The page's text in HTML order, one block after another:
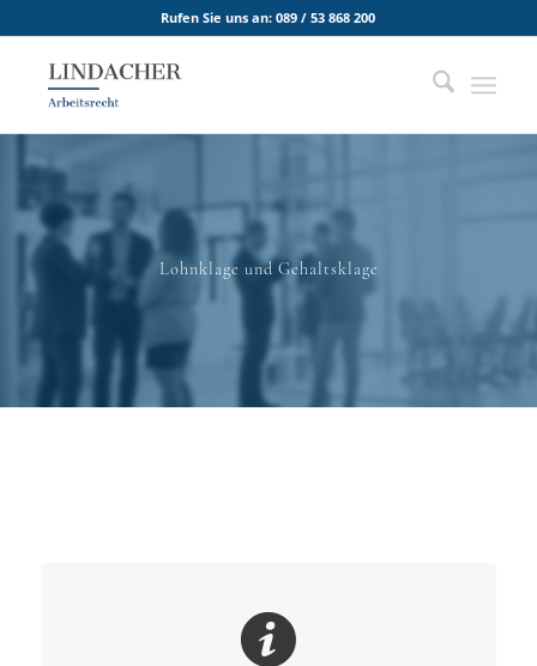
Rufen Sie uns an:089 / 53 868 200
Lohnklage und Gehaltsklage